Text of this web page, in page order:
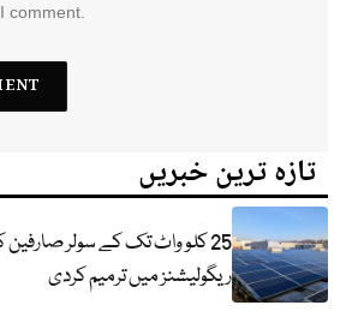
comment.
تازہ ترین خبریں
25 کلو واٹ تک کے سولر صارفین
ریگولیشنز میں ترمیم کردی